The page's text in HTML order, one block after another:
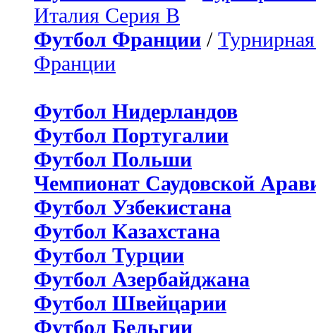
Италия Серия B
Футбол Франции /
Франции
Футбол Нидерландов
Футбол Португалии
Футбол Польши
Чемпионат Саудовской
Футбол Узбекистана
Футбол Казахстана
Футбол Турции
Футбол Азербайджана
Футбол Швейцарии
Футбол Бельгии